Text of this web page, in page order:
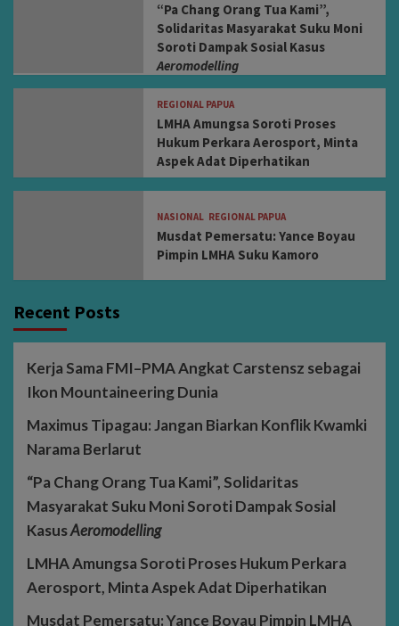
“Pa Chang Orang Tua Kami”,
Solidaritas Masyarakat Suku Moni
Soroti Dampak Sosial Kasus
Aeromodelling
REGIONAL PAPUA
LMHA Amungsa Soroti Proses
Hukum Perkara Aerosport, Minta
Aspek Adat Diperhatikan
NASIONAL REGIONAL PAPUA
Musdat Pemersatu: Yance Boyau
Pimpin LMHA Suku Kamoro
Recent Posts
Kerja Sama FMI–PMA Angkat Carstensz sebagai
Ikon Mountaineering Dunia
Maximus Tipagau: Jangan Biarkan Konflik Kwamki
Narama Berlarut
“Pa Chang Orang Tua Kami”, Solidaritas
Masyarakat Suku Moni Soroti Dampak Sosial
KasusAeromodelling
LMHA Amungsa Soroti Proses Hukum Perkara
Aerosport, Minta Aspek Adat Diperhatikan
Musdat Pemersatu: Yance Boyau Pimpin LMHA